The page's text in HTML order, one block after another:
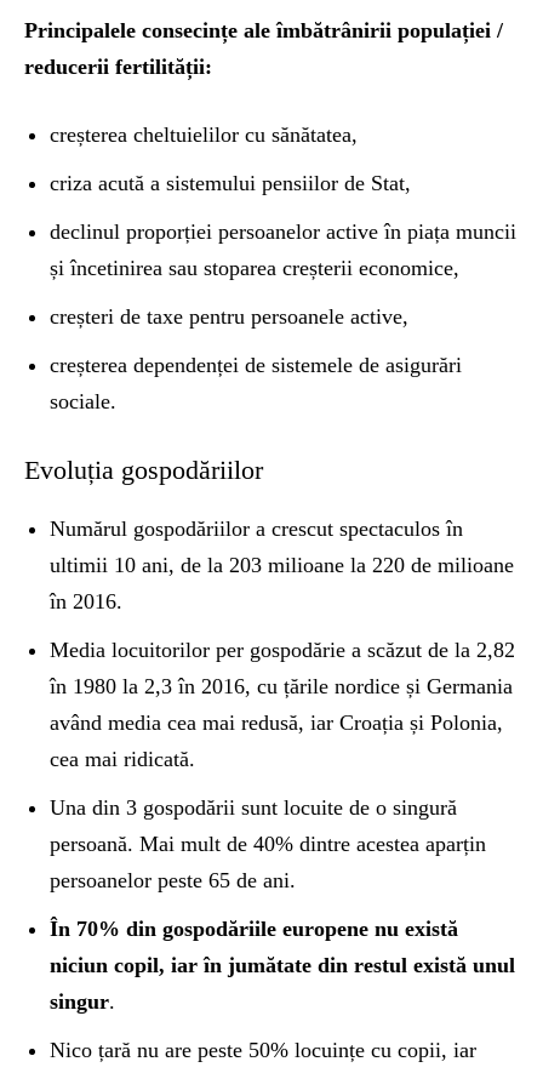
Principalele consecințe ale îmbătrânirii populației /
reducerii fertilității:
creșterea cheltuielilor cu sănătatea,
criza acută a sistemului pensiilor de Stat,
declinul proporției persoanelor active în piața muncii
și încetinirea sau stoparea creșterii economice,
creșteri de taxe pentru persoanele active,
creșterea dependenței de sistemele de asigurări
sociale.
Evoluția gospodăriilor
Numărul gospodăriilor a crescut spectaculos în
ultimii 10 ani, de la 203 milioane la 220 de milioane
în 2016.
Media locuitorilor per gospodărie a scăzut de la 2,82
în 1980 la 2,3 în 2016, cu țările nordice și Germania
având media cea mai redusă, iar Croația și Polonia,
cea mai ridicată.
Una din 3 gospodării sunt locuite de o singură
persoană. Mai mult de 40% dintre acestea aparțin
persoanelor peste 65 de ani.
În 70% din gospodăriile europene nu există
niciun copil, iar în jumătate din restul există unul
singur.
Nico țară nu are peste 50% locuințe cu copii, iar